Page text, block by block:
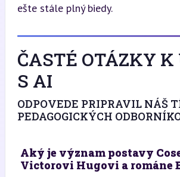
ešte stále plný biedy.
ČASTÉ OTÁZKY K
S AI
ODPOVEDE PRIPRAVIL NÁŠ
PEDAGOGICKÝCH
Aký je význam postavy
Victorovi Hugovi a románe